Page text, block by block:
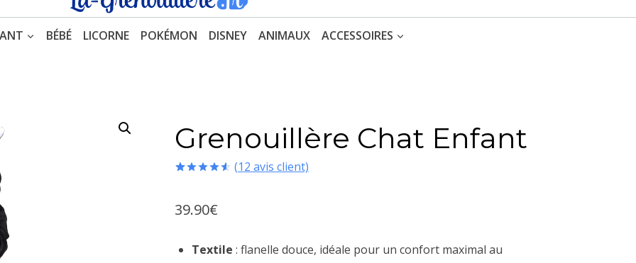
BÉBÉ LICORNE POKÉMON DISNEY ANIMAUX ACCESSOIRES
Grenouillère Chat Enfant
sur
notations
(12 avis client)
39.90€
Textile : flanelle douce, idéale pour un confort maximal au